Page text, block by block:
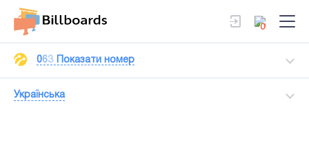
0
063 Показати номер
Українська